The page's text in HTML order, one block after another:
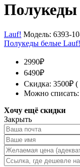
Lauf! Модель: 6393-
Полукеды белые Lauf!
2990₽
6490₽
Скидка: 3500₽ (
Можно списать:
Хочу ещё скидки
Закрыть